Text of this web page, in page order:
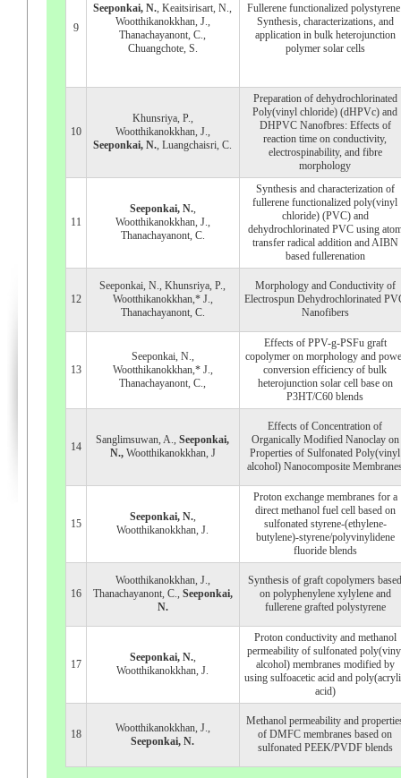
9
Seeponkai, N. , Keaitsirisart, N.,
Wootthikanokkhan, J.,
Thanachayanont, C.,
Chuangchote, S.
Fullerene functionalized
Synthesis, characterizations, and
application in bulk heterojunction
polymer solar cells
10
Khunsriya, P.,
Wootthikanokkhan, J.,
Seeponkai, N. , Luangchaisri, C.
Preparation of dehydrochlorinated
Poly(vinyl chloride) (dHPVc) and
DHPVC Nanofbres: Effects of
reaction time on conductivity,
electrospinability, and fibre
morphology
11
Seeponkai, N.,
Wootthikanokkhan, J.,
Thanachayanont, C.
Synthesis and characterization of
fullerene functionalized poly(vinyl
chloride) (PVC) and
dehydrochlorinated PVC using
transfer radical addition and AIBN
based fullerenation
12
Seeponkai, N., Khunsriya, P.,
Wootthikanokkhan,* J.,
Thanachayanont, C.
Morphology and Conductivity of
Electrospun Dehydrochlorinated
Nanofibers
13
Seeponkai, N.,
Wootthikanokkhan,* J.,
Thanachayanont, C.,
Effects of PPV-g-PSFu graft
copolymer on morphology and
conversion efficiency of bulk
heterojunction solar cell base on
P3HT/C60 blends
14
Sanglimsuwan, A., Seeponkai,
N.,Wootthikanokkhan, J
Effects of Concentration of
Organically Modified Nanoclay on
Properties of Sulfonated Poly(vinyl
alcohol) Nanocomposite
15
Seeponkai, N.,
Wootthikanokkhan, J.
Proton exchange membranes for a
direct methanol fuel cell based on
sulfonated styrene-(ethylene-
butylene)-styrene/polyvinylidene
fluoride blends
16
Wootthikanokkhan, J.,
Thanachayanont, C., Seeponkai,
N.
Synthesis of graft copolymers based
on polyphenylene xylylene and
fullerene grafted polystyrene
17
Seeponkai, N.,
Wootthikanokkhan, J.
Proton conductivity and methanol
permeability of sulfonated
alcohol) membranes modified by
using sulfoacetic acid and
acid)
18
Wootthikanokkhan, J.,
Seeponkai, N.
Methanol permeability and
of DMFC membranes based on
sulfonated PEEK/PVDF blends